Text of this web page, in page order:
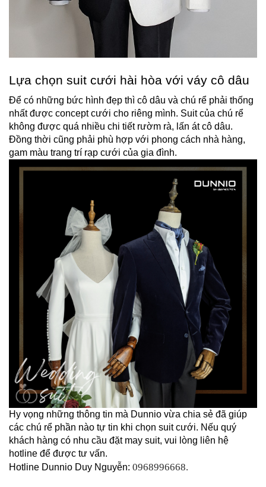
Lựa chọn suit cưới hài hòa với váy cô dâu
Để có những bức hình đẹp thì cô dâu và chú rể phải thống
nhất được concept cưới cho riêng mình. Suit của chú rể
không được quá nhiều chi tiết rườm rà, lấn át cô dâu.
Đồng thời cũng phải phù hợp với phong cách nhà hàng,
gam màu trang trí rạp cưới của gia đình.
Hy vọng những thông tin mà Dunnio vừa chia sẻ đã giúp
các chú rể phần nào tự tin khi chọn suit cưới. Nếu quý
khách hàng có nhu cầu đặt may suit, vui lòng liên hệ
hotline để được tư vấn.
Hotline Dunnio Duy Nguyễn: 0968996668.